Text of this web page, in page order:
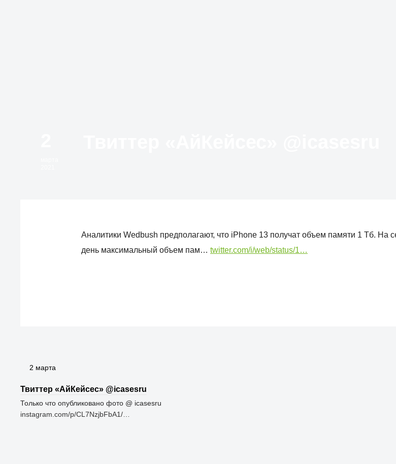
Аналитики Wedbush предполагают, что iPhone 13 получат объем памяти 1 Тб. На
день максимальный объем пам… twitter.com/i/web/status/1…
2 марта
Твиттер «АйКейсес» ‏@icasesru
Только что опубликовано фото @ icasesru
instagram.com/p/CL7NzjbFbA1/…